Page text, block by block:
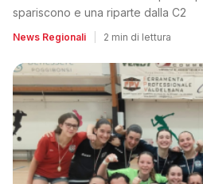
spariscono e una riparte dalla C2
News Regionali 2 min di lettura